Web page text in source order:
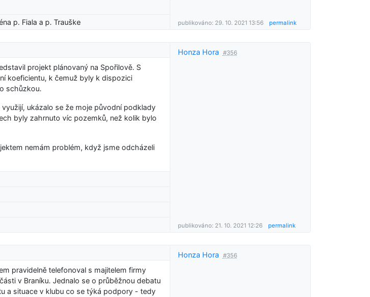
p. Fiala a p. Trauške publikováno: 29. 10. 2021 13:56 permalink
projekt plánovaný na Spořilově. S
koeficientu, k čemuž byly k dispozici
schůzkou.
ukázalo se že moje původní podklady
byly zahrnuto víc pozemků, než kolik bylo
nemám problém, když jsme odcházeli
Honza Hora #356
publikováno: 21. 10. 2021 12:26 permalink
pravidelně telefonoval s majitelem firmy
v Braníku. Jednalo se o průběžnou debatu
a situace v klubu co se týká podpory - tedy
Honza Hora #356